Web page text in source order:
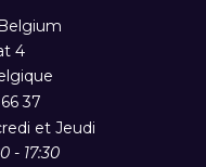
4
37
et Jeudi
- 17:30